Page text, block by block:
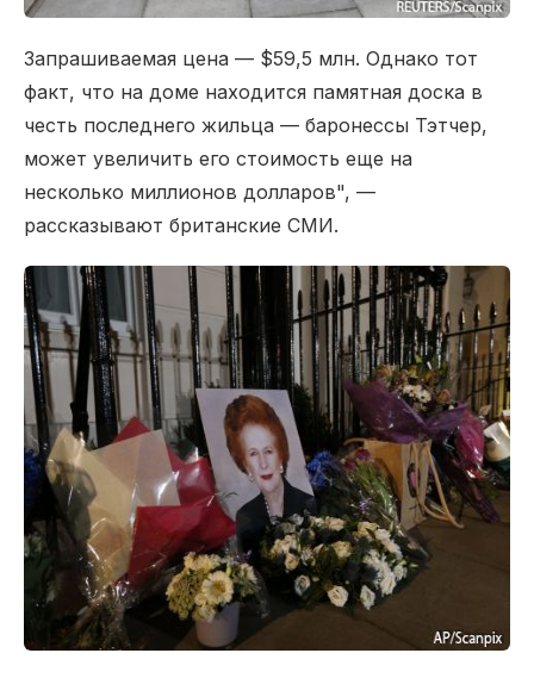
Запрашиваемая цена — $59,5 млн. Однако тот
факт, что на доме находится памятная доска в
честь последнего жильца — баронессы Тэтчер,
может увеличить его стоимость еще на
несколько миллионов долларов", —
рассказывают британские СМИ.